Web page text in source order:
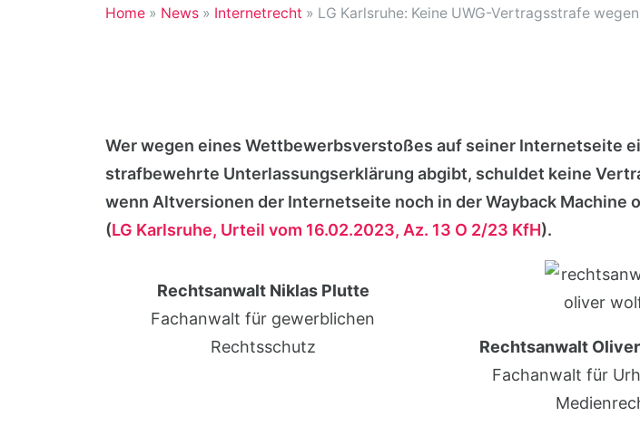
Home» News» Internetrecht » LG Karlsruhe: Keine UWG-Vertragsstrafe
Wer wegen eines Wettbewerbsverstoßes auf seiner Internetseite
strafbewehrte Unterlassungserklärung abgibt, schuldet keine
wenn Altversionen der Internetseite noch in der Wayback Machine
(LG Karlsruhe, Urteil vom 16.02.2023, Az. 13 O 2/23 KfH).
Rechtsanwalt Niklas Plutte
Fachanwalt für gewerblichen
Rechtsschutz
Rechtsanwalt
Fachanwalt für